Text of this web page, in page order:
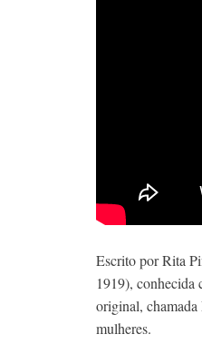
Escrito por Rita
1919), conhecida
original, chamada
mulheres.